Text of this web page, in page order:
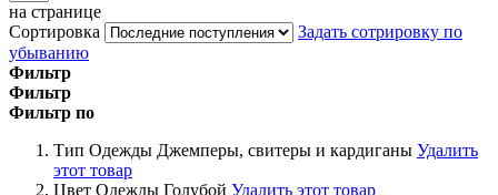
на странице
Сортировка
Задать сотрировку по
убыванию
Фильтр
Фильтр
Фильтр по
Тип Одежды Джемперы, свитеры и кардиганы Удалить
этот товар
Цвет Одежды Голубой Удалить этот товар